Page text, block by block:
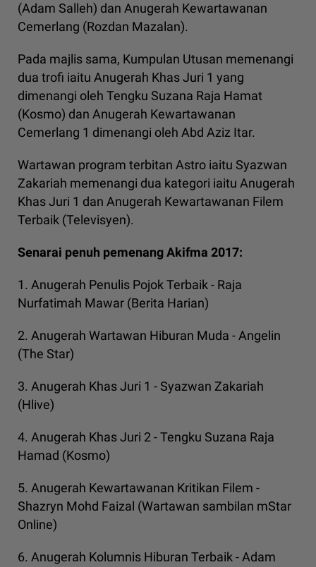
(Adam Salleh) dan Anugerah Kewartawanan
Cemerlang (Rozdan Mazalan).
Pada majlis sama, Kumpulan Utusan memenangi
dua trofi iaitu Anugerah Khas Juri 1 yang
dimenangi oleh Tengku Suzana Raja Hamat
(Kosmo) dan Anugerah Kewartawanan
Cemerlang 1 dimenangi oleh Abd Aziz Itar.
Wartawan program terbitan Astro iaitu Syazwan
Zakariah memenangi dua kategori iaitu Anugerah
Khas Juri 1 dan Anugerah Kewartawanan Filem
Terbaik (Televisyen).
Senarai penuh pemenang Akifma 2017:
1. Anugerah Penulis Pojok Terbaik - Raja
Nurfatimah Mawar (Berita Harian)
2. Anugerah Wartawan Hiburan Muda - Angelin
(The Star)
3. Anugerah Khas Juri 1 - Syazwan Zakariah
(Hlive)
4. Anugerah Khas Juri 2 - Tengku Suzana Raja
Hamad (Kosmo)
5. Anugerah Kewartawanan Kritikan Filem -
Shazryn Mohd Faizal (Wartawan sambilan mStar
Online)
6. Anugerah Kolumnis Hiburan Terbaik - Adam